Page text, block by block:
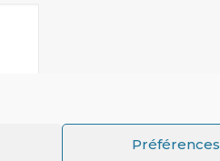
Préférences